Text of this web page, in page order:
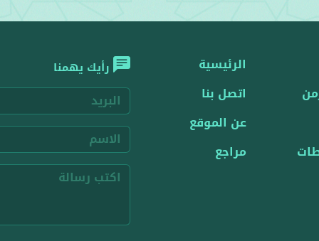
الرئيسية
اتصل بنا
عن الموقع
مراجع
رأيك يهمنا